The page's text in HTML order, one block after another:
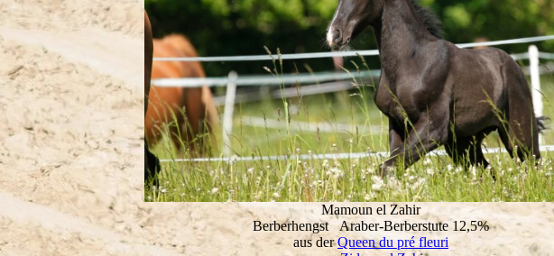
Mamoun el Zahir
Berberhengst Araber-Berberstute 12,5%
aus derQueen du pré fleuri